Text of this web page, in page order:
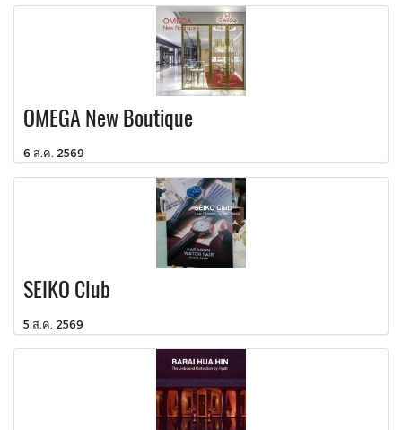
OMEGA New Boutique
6 ส.ค. 2569
SEIKO Club
5 ส.ค. 2569